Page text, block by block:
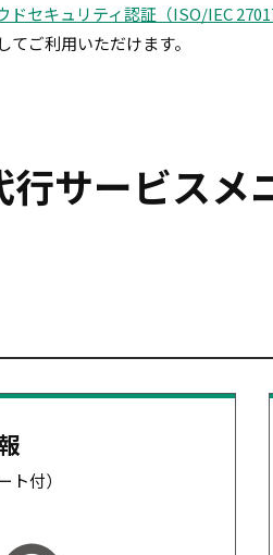
ドセキュリティ認証（ISO/IEC
ご利用いただけます。
行サービスメ
ト付）